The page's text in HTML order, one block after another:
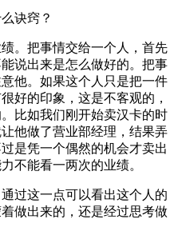
诀窍？
。把事情交给一个人，首先
说出来是怎么做好的。把事
他。如果这个人只是把一件
好的印象，这是不客观的，
比如我们刚开始卖汉卡的时
他做了营业部经理，结果弄
是凭一个偶然的机会才卖出
不能看一两次的业绩。
过这一点可以看出这个人的
做出来的，还是经过思考做